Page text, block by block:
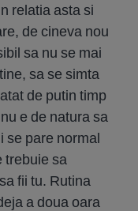
relatia asta si
de cineva nou
sa nu se mai
sa se simta
de putin timp
e de natura sa
se pare normal
trebuie sa
fii tu. Rutina
a doua oara